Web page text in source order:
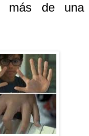
más de una